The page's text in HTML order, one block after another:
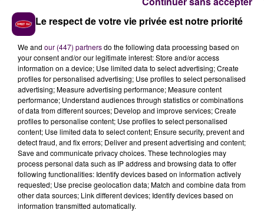
Velasco"
explique le colonel Vincent Tissier,
commandant de l’Unité d’instruction et d’intervention
de la sécurité civile n°1 depuis juin dernier.
Bientôt le retour dans le Perche... pour certains !
"Quatre villages ont été sauvés à l’est du pays, à la
frontière avec le Brésil et le Paraguay"poursuit le
gradé dont les hommes et femmes ont activement
participé à l’extinction de plusieurs centaines
d’hectares de feu. Mais la mission s’achève, et les
militaires sauveteurs devraient regagner leur
cantonnement nogentais entre le 2 et le 4 octobre
"Ce n’est pas encore clairement défini, mais il est
possible que certains hommes restent sur place
pour dispenser de la formation",
Le respect de votre vie privée est notre priorité
We and our (447) partnersdo the following data processing based on
your consent and/or our legitimate interest: Store and/or access
information on a device; Use limited data to select advertising; Create
profiles for personalised advertising; Use profiles to select personalised
advertising; Measure advertising performance; Measure content
performance; Understand audiences through statistics or combinations
of data from different sources; Develop and improve services; Create
profiles to personalise content; Use profiles to select personalised
content; Use limited data to select content; Ensure security, prevent and
detect fraud, and fix errors; Deliver and present advertising and content;
Save and communicate privacy choices. These technologies may
process personal data such as IP address and browsing data to offer
following functionalities: Identify devices based on information actively
requested; Use precise geolocation data; Match and combine data from
other data sources; Link different devices; Identify devices based on
information transmitted automatically.